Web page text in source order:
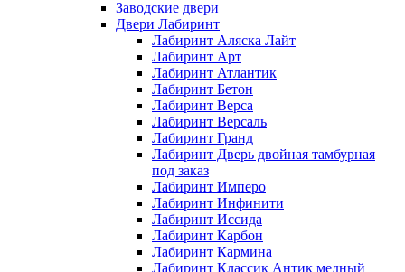
Заводские двери
Двери Лабиринт
Лабиринт Аляска Лайт
Лабиринт Арт
Лабиринт Атлантик
Лабиринт Бетон
Лабиринт Верса
Лабиринт Версаль
Лабиринт Гранд
Лабиринт Дверь двойная тамбурная
под заказ
Лабиринт Имперо
Лабиринт Инфинити
Лабиринт Иссида
Лабиринт Карбон
Лабиринт Кармина
Лабиринт Классик Антик медный